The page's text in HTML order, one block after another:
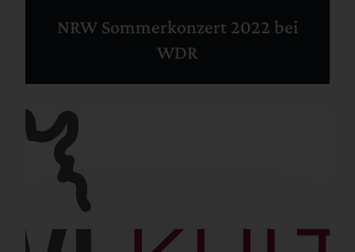
NRW Sommerkonzert 2022 bei
WDR